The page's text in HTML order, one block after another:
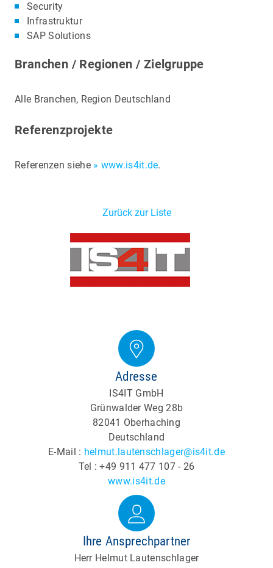
Security
Infrastruktur
SAP Solutions
Branchen / Regionen / Zielgruppe
Alle Branchen, Region Deutschland
Referenzprojekte
Referenzen siehe » www.is4it.de.
Zurück zur Liste
Adresse
IS4IT GmbH
Grünwalder Weg 28b
82041 Oberhaching
Deutschland
E-Mail : helmut.lautenschlager@is4it.de
Tel : +49 911 477 107 - 26
www.is4it.de
Ihre Ansprechpartner
Herr Helmut Lautenschlager